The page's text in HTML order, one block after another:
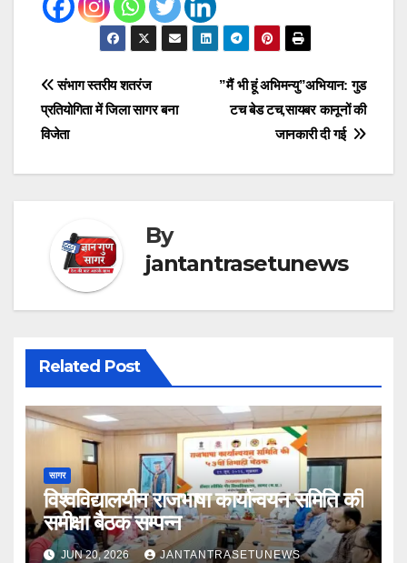
Post
navigation
”मैं भी हूं अभिमन्यु”अभियान: गुड
टच बेड टच,सायबर कानूनों की
जानकारी दी गई
संभाग स्तरीय शतरंज
प्रतियोगिता में जिला सागर बना
विजेता
By
jantantrasetunews
Related Post
सागर
विश्वविद्यालयीन राजभाषा कार्यान्वयन समिति की
समीक्षा बैठक सम्पन्न
JUN 20, 2026 JANTANTRASETUNEWS